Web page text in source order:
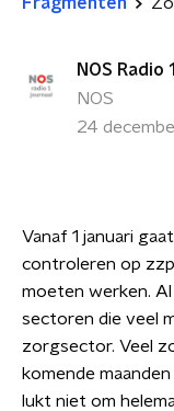
NOS Radio
NOS
24
Vanaf 1 januari
controleren op
moeten werken.
sectoren die veel
zorgsector. Veel
komende
lukt niet om